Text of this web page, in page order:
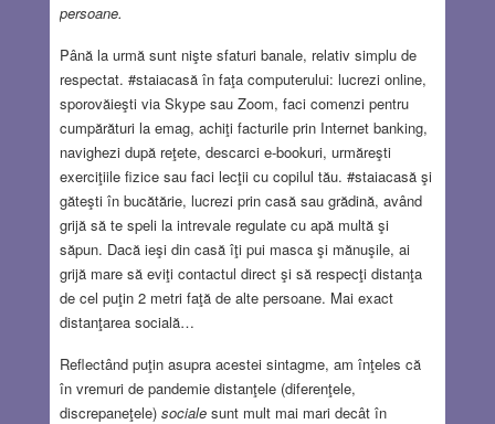
persoane.
Până la urmă sunt nişte sfaturi banale, relativ simplu de
respectat. #staiacasă în faţa computerului: lucrezi online,
sporovăieşti via Skype sau Zoom, faci comenzi pentru
cumpărături la emag, achiţi facturile prin Internet banking,
navighezi după reţete, descarci e-bookuri, urmăreşti
exerciţiile fizice sau faci lecţii cu copilul tău. #staiacasă şi
găteşti în bucătărie, lucrezi prin casă sau grădină, având
grijă să te speli la intrevale regulate cu apă multă şi
săpun. Dacă ieşi din casă îţi pui masca şi mănuşile, ai
grijă mare să eviţi contactul direct şi să respecţi distanţa
de cel puţin 2 metri faţă de alte persoane. Mai exact
distanţarea socială…
Reflectând puţin asupra acestei sintagme, am înţeles că
în vremuri de pandemie distanţele (diferenţele,
discrepaneţele) socialesunt mult mai mari decât în